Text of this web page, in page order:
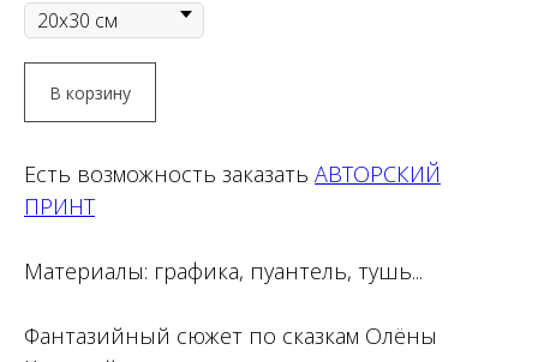
В корзину
Есть возможность заказать АВТОРСКИЙ
ПРИНТ
Материалы: графика, пуантель, тушь...
Фантазийный сюжет по сказкам Олёны